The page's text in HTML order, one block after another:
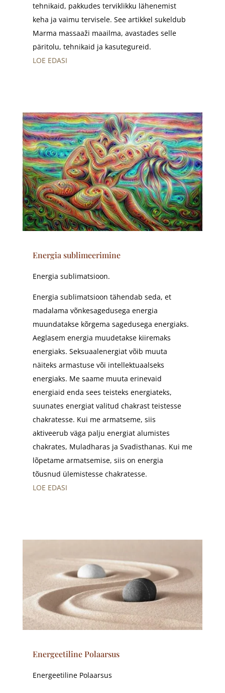
tehnikaid, pakkudes terviklikku lähenemist
keha ja vaimu tervisele. See artikkel sukeldub
Marma massaaži maailma, avastades selle
päritolu, tehnikaid ja kasutegureid.
LOE EDASI
Energia sublimeerimine
Energia sublimatsioon.
Energia sublimatsioon tähendab seda, et
madalama võnkesagedusega energia
muundatakse kõrgema sagedusega energiaks.
Aeglasem energia muudetakse kiiremaks
energiaks. Seksuaalenergiat võib muuta
näiteks armastuse või intellektuaalseks
energiaks. Me saame muuta erinevaid
energiaid enda sees teisteks energiateks,
suunates energiat valitud chakrast teistesse
chakratesse. Kui me armatseme, siis
aktiveerub väga palju energiat alumistes
chakrates, Muladharas ja Svadisthanas. Kui me
lõpetame armatsemise, siis on energia
tõusnud ülemistesse chakratesse.
LOE EDASI
Energeetiline Polaarsus
Energeetiline Polaarsus